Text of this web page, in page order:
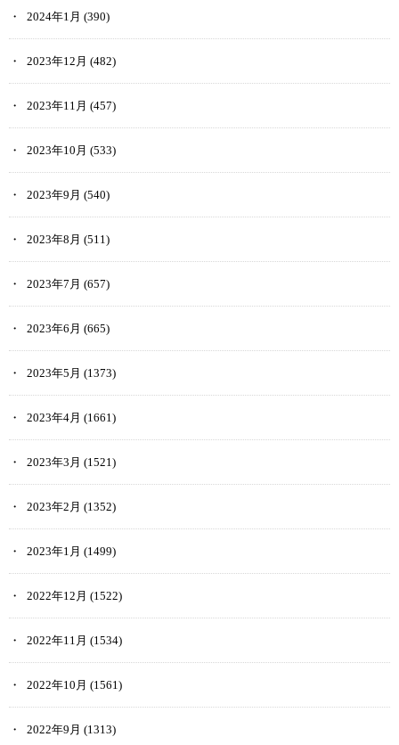
2024年1月 (390)
2023年12月 (482)
2023年11月 (457)
2023年10月 (533)
2023年9月 (540)
2023年8月 (511)
2023年7月 (657)
2023年6月 (665)
2023年5月 (1373)
2023年4月 (1661)
2023年3月 (1521)
2023年2月 (1352)
2023年1月 (1499)
2022年12月 (1522)
2022年11月 (1534)
2022年10月 (1561)
2022年9月 (1313)